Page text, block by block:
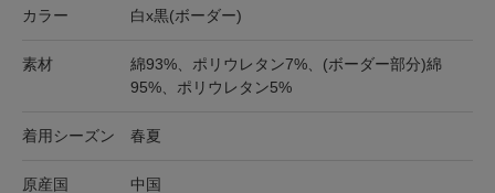
カラー 白x黒(ボーダー)
素材
綿93%、ポリウレタン7%、(ボーダー部分)綿
95%、ポリウレタン5%
着用シーズン 春夏
原産国 中国